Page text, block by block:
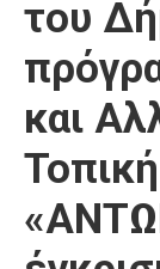
του
και